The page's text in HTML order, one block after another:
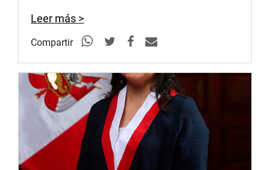
Leer más >
Compartir